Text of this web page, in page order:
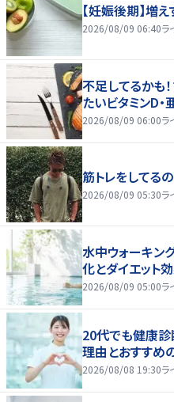
【妊娠後期】増
2026/08/09 06:40ラ
不足してるかも
たいビタミンD・
2026/08/09 06:00ラ
筋トレをしてる
2026/08/09 05:30ラ
水中ウォーキン
化とダイエット
2026/08/09 05:00ラ
20代でも健康診
理由とおすすめ
2026/08/08 19:30ラ